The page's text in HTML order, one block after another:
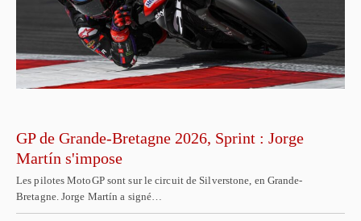
GP de Grande-Bretagne 2026, Sprint : Jorge
Martín s'impose
Les pilotes MotoGP sont sur le circuit de Silverstone, en Grande-
Bretagne. Jorge Martín a signé…